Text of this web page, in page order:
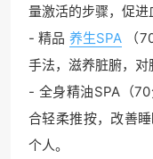
量激活的步骤，促进
- 精品 养生SPA
（
手法，滋养脏腑，对
- 全身精油SPA（
合轻柔推按，改善
个人。